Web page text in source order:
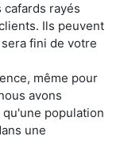
rayés
Ils peuvent
fini de votre
même pour
avons
population
une